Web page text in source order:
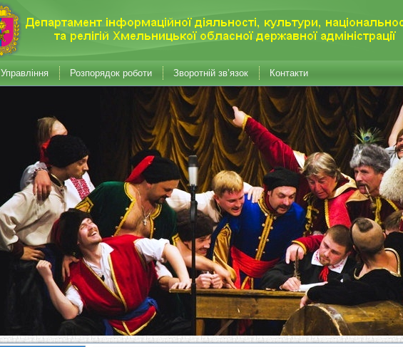
Управління Розпорядок роботи Зворотній зв’язок Контакти